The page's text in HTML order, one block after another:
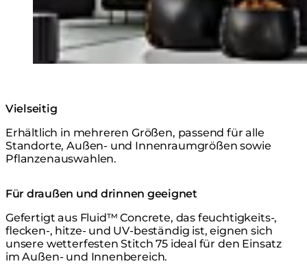
Vielseitig
Erhältlich in mehreren Größen, passend für alle
Standorte, Außen- und Innenraumgrößen sowie
Pflanzenauswahlen.
Für draußen und drinnen geeignet
Gefertigt aus Fluid™ Concrete, das feuchtigkeits-,
flecken-, hitze- und UV-beständig ist, eignen sich
unsere wetterfesten Stitch 75 ideal für den Einsatz
im Außen- und Innenbereich.